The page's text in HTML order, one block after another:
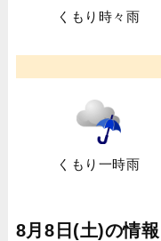
くもり時々雨
くもり一時雨
8月8日(土)の情報